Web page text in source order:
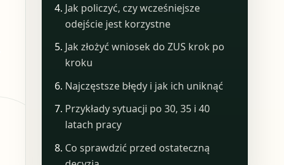
Jak policzyć, czy wcześniejsze
odejście jest korzystne
Jak złożyć wniosek do ZUS krok po
kroku
Najczęstsze błędy i jak ich uniknąć
Przykłady sytuacji po 30, 35 i 40
latach pracy
Co sprawdzić przed ostateczną